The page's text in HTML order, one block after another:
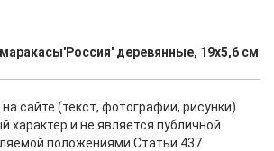
маракасы'Россия' деревянные, 19х5,6 см
сайте (текст, фотографии, рисунки)
характер и не является публичной
положениями Статьи 437